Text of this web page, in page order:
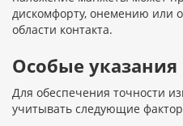
дискомфорту, онемению или
области контакта.
Особые указания
Для обеспечения точности
учитывать следующие